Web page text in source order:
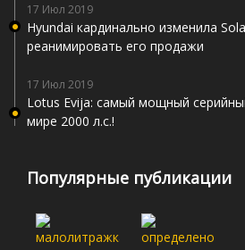
17 Июл 2019
Hyundai кардинально изменила
реанимировать его продажи
17 Июл 2019
Lotus Evija: самый мощный
мире 2000 л.с.!
Популярные публикации